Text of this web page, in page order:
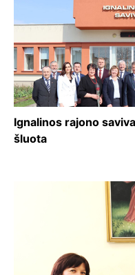
Ignalinos rajono
šluota